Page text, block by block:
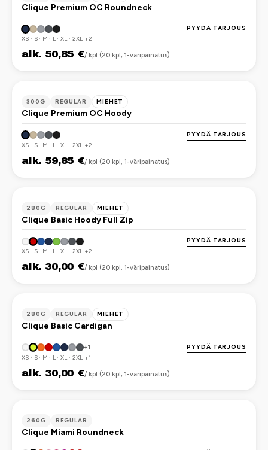
Clique Premium OC Roundneck
PYYDÄ TARJOUS
XS · S · M · L · XL · 2XL +2
alk. 50,85 €/ kpl (20 kpl, 1-väripainatus)
OEKO-TEX
300G REGULAR MIEHET
Clique Premium OC Hoody
PYYDÄ TARJOUS
XS · S · M · L · XL · 2XL +2
alk. 59,85 €/ kpl (20 kpl, 1-väripainatus)
OEKO-TEX
280G REGULAR MIEHET
Clique Basic Hoody Full Zip
PYYDÄ TARJOUS
XS · S · M · L · XL · 2XL +2
alk. 30,00 €/ kpl (20 kpl, 1-väripainatus)
OEKO-TEX
280G REGULAR MIEHET
Clique Basic Cardigan
+1
PYYDÄ TARJOUS
XS · S · M · L · XL · 2XL +1
alk. 30,00 €/ kpl (20 kpl, 1-väripainatus)
OEKO-TEX
260G REGULAR
Clique Miami Roundneck